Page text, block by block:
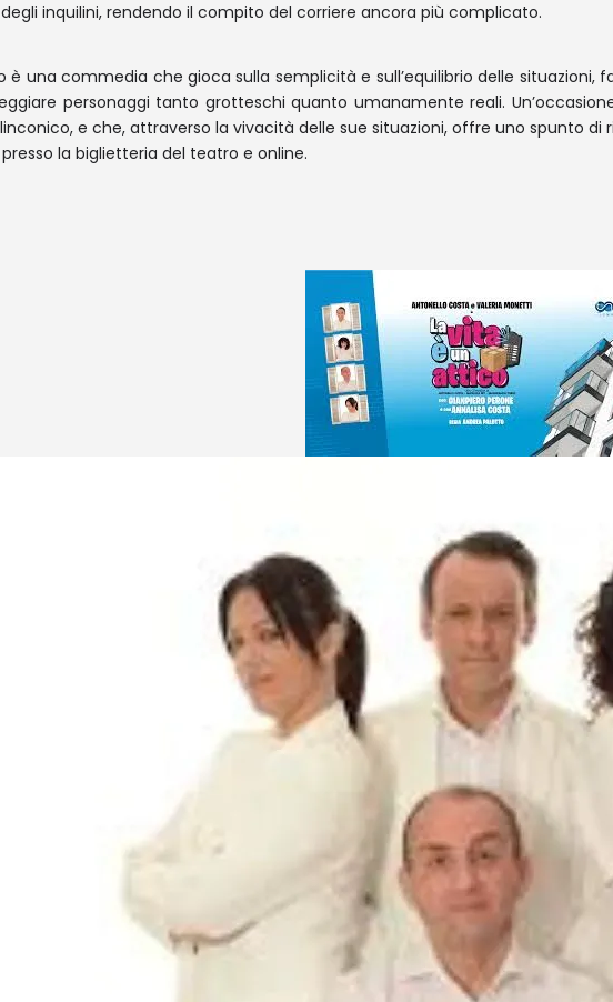
inquilini, rendendo il compito del corriere ancora più complicato.
è una commedia che gioca sulla semplicità e sull’equilibrio delle
personaggi tanto grotteschi quanto umanamente reali.
e che, attraverso la vivacità delle sue situazioni, offre uno spunto di
la biglietteria del teatro e online.